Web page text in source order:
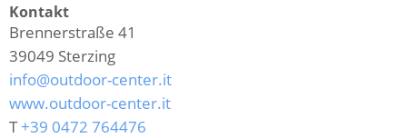
Kontakt
Brennerstraße 41
39049 Sterzing
info@outdoor-center.it
www.outdoor-center.it
T+39 0472 764476